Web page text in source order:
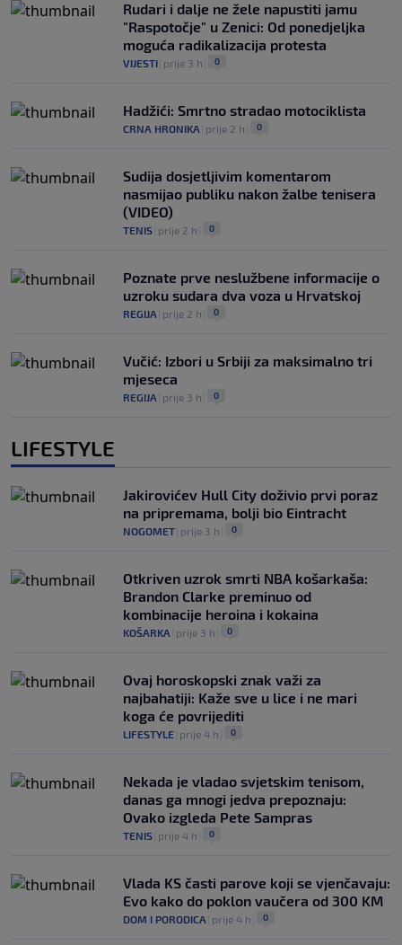
Rudari i dalje ne žele napustiti jamu
"Raspotočje" u Zenici: Od ponedjeljka
moguća radikalizacija protesta
VIJESTI prije 3 h 0
Hadžići: Smrtno stradao motociklista
CRNA HRONIKA prije 2 h 0
Sudija dosjetljivim komentarom
nasmijao publiku nakon žalbe tenisera
(VIDEO)
TENIS prije 2 h 0
Poznate prve neslužbene informacije o
uzroku sudara dva voza u Hrvatskoj
REGIJA prije 2 h 0
Vučić: Izbori u Srbiji za maksimalno tri
mjeseca
REGIJA prije 3 h 0
LIFESTYLE
Jakirovićev Hull City doživio prvi poraz
na pripremama, bolji bio Eintracht
NOGOMET prije 3 h 0
Otkriven uzrok smrti NBA košarkaša:
Brandon Clarke preminuo od
kombinacije heroina i kokaina
KOŠARKA prije 3 h 0
Ovaj horoskopski znak važi za
najbahatiji: Kaže sve u lice i ne mari
koga će povrijediti
LIFESTYLE prije 4 h 0
Nekada je vladao svjetskim tenisom,
danas ga mnogi jedva prepoznaju:
Ovako izgleda Pete Sampras
TENIS prije 4 h 0
Vlada KS časti parove koji se vjenčavaju:
Evo kako do poklon vaučera od 300 KM
DOM I PORODICA prije 4 h 0